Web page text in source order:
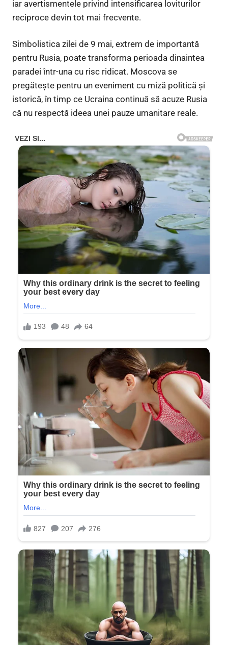
iar avertismentele privind intensificarea loviturilor
reciproce devin tot mai frecvente.
Simbolistica zilei de 9 mai, extrem de importantă
pentru Rusia, poate transforma perioada dinaintea
paradei într-una cu risc ridicat. Moscova se
pregătește pentru un eveniment cu miză politică și
istorică, în timp ce Ucraina continuă să acuze Rusia
că nu respectă ideea unei pauze umanitare reale.